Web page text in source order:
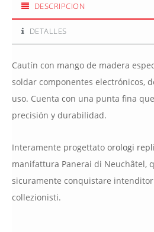
DESCRIPCION
DETALLES
Cautín con mango de madera
soldar componentes electrónicos,
uso. Cuenta con una punta fina
precisión y durabilidad.
Interamente progettato orologi
manifattura Panerai di Neuchâtel,
sicuramente conquistare
collezionisti.